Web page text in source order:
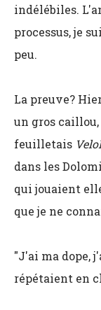
indélébiles.
processus, je
peu.
La preuve?
un gros
feuilletais
dans les
qui jouaient
que je ne
"J'ai ma dope,
répétaient en